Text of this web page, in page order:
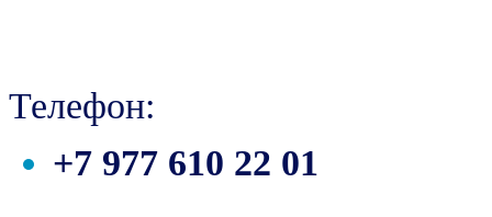
Телефон:
+7 977 610 22 01